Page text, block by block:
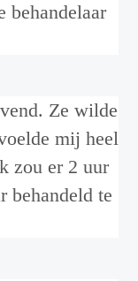
behandelaar
Ze wilde
mij heel
zou er 2 uur
behandeld te